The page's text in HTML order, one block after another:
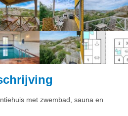
met zwembad, sauna en